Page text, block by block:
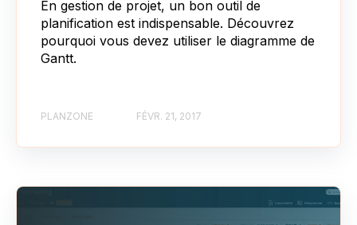
En gestion de projet, un bon outil de
planification est indispensable. Découvrez
pourquoi vous devez utiliser le diagramme de
Gantt.
PLANZONE FÉVR. 21, 2017